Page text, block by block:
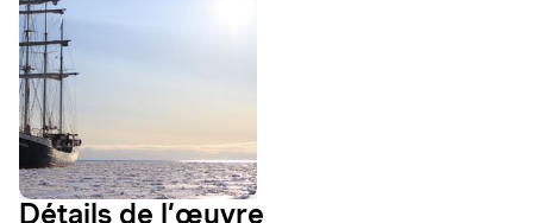
Détails de l’œuvre